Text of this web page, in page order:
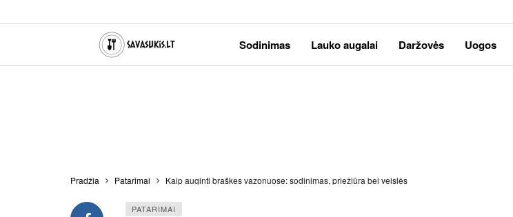
Sodinimas Lauko augalai Daržovės Uogos
Pradžia Patarimai Kaip auginti braškes vazonuose: sodinimas, priežiūra bei veislės
PATARIMAI